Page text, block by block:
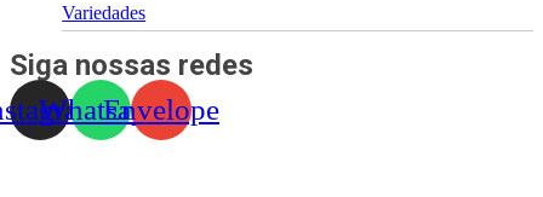
Variedades
Siga nossas redes
WhatsappEnvelope